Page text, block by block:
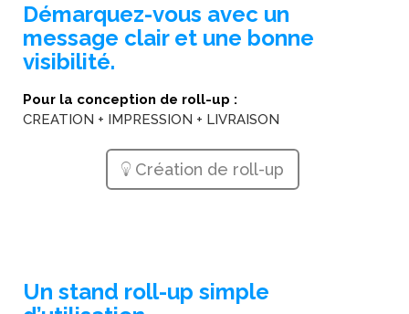
Démarquez-vous avec un
message clair et une bonne
visibilité.
Pour la conception de roll-up :
CREATION + IMPRESSION + LIVRAISON
Création de roll-up
Un stand roll-up simple